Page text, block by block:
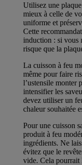
Utilisez une
mieux à celle de
uniforme et
Cette
induction : si vous
risque que la
La cuisson à feu
même pour faire
l’ustensile monter
intensifier les
devez utiliser un
chaleur souhaitée
Pour une cuisson
produit à feu
ingrédients. Ne
évitez que le
vide. Cela pourrait